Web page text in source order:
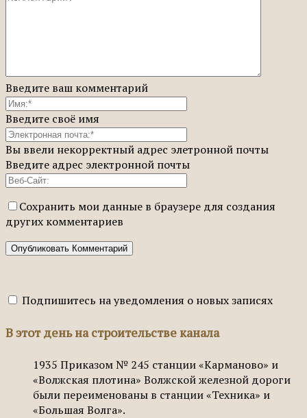
Введите ваш комментарий
Введите своё имя
Вы ввели некорректный адрес элетронной почты
Введите адрес электронной почты
Сохранить мои данные в браузере для создания
других комментариев
Подпишитесь на уведомления о новых записях
В этот день на строительстве канала
1935 Приказом № 245 станции «Карманово» и
«Волжская плотина» Волжской железной дороги
были переименованы в станции «Техника» и
«Большая Волга».